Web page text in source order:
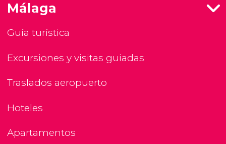
Málaga
Guía turística
Excursiones y visitas guiadas
Traslados aeropuerto
Hoteles
Apartamentos